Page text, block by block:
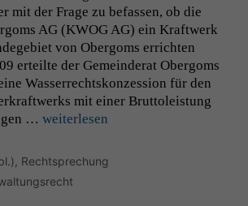
mit der Frage zu befassen, ob die
AG (KWOGAG) ein Kraftwerk
von Ober­goms erricht­en
erteilte der Gemein­der­at Ober­goms
Wasser­recht­skonzes­sion für den
mit ein­er Brut­toleis­tung
… weit­er­lesen
Rechtsprechung